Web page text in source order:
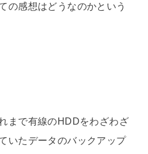
の感想はどうなのかという
まで有線のHDDをわざわざ
いたデータのバックアップ